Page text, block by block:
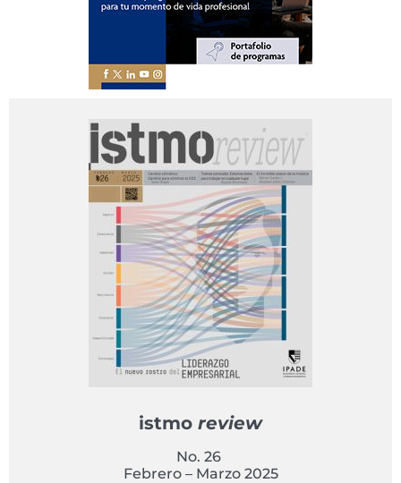
istmo review
No. 26
Febrero – Marzo 2025